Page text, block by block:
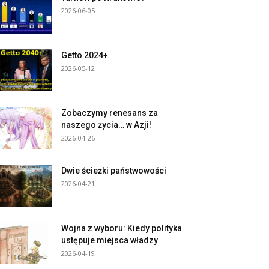
2026-06-05
Getto 2024+
2026-05-12
Zobaczymy renesans za
naszego życia… w Azji!
2026-04-26
Dwie ścieżki państwowości
2026-04-21
Wojna z wyboru: Kiedy polityka
ustępuje miejsca władzy
2026-04-19